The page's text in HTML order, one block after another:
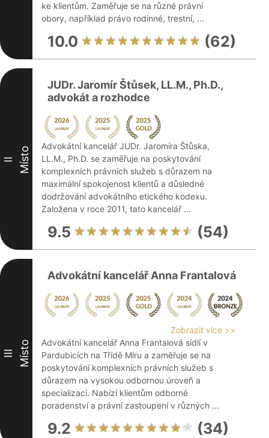
ke klientům. Zaměřuje se na různé právní
obory, například právo rodinné, trestní, ...
10.0 (62)
II Místo
JUDr. Jaromír Štůsek, LL.M., Ph.D.,
advokát a rozhodce
Advokátní kancelář JUDr. Jaromíra Štůska,
LL.M., Ph.D. se zaměřuje na poskytování
komplexních právních služeb s důrazem na
maximální spokojenost klientů a důsledné
dodržování advokátního etického kodexu.
Založena v roce 2011, tato kancelář ...
9.5 (54)
III Místo
Advokátní kancelář Anna Frantalová
Zobrazit více >>
Advokátní kancelář Anna Frantalová sídlí v
Pardubicích na Třídě Míru a zaměřuje se na
poskytování komplexních právních služeb s
důrazem na vysokou odbornou úroveň a
specializaci. Nabízí klientům odborné
poradenství a právní zastoupení v různých ...
9.2 (34)